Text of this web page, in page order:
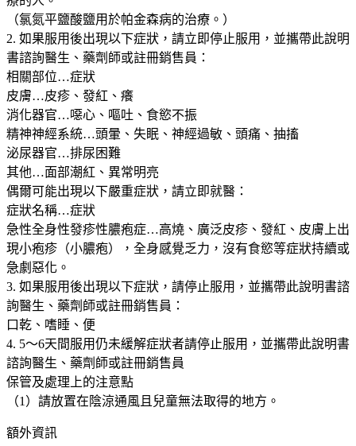
（氯氮平鹽酸鹽用於帕金森病的治療。）
2. 如果服用後出現以下症狀，請立即停止服用，並攜帶此說明
書諮詢醫生、藥劑師或註冊銷售員：
相關部位…症狀
皮膚…皮疹、發紅、癢
消化器官…噁心、嘔吐、食慾不振
精神神經系統…頭暈、失眠、神經過敏、頭痛、抽搐
泌尿器官…排尿困難
其他…面部潮紅、異常明亮
偶爾可能出現以下嚴重症狀，請立即就醫：
症狀名稱…症狀
急性全身性發疹性膿疱症…高燒、廣泛皮疹、發紅、皮膚上出
現小疱疹（小膿疱），全身感覺乏力，沒有食慾等症狀持續或
急劇惡化。
3. 如果服用後出現以下症狀，請停止服用，並攜帶此說明書諮
詢醫生、藥劑師或註冊銷售員：
口乾、嗜睡、便
4. 5～6天間服用仍未緩解症狀者請停止服用，並攜帶此說明書
諮詢醫生、藥劑師或註冊銷售員
保管及處理上的注意點
（1）請放置在陰涼通風且兒童無法取得的地方。
額外資訊